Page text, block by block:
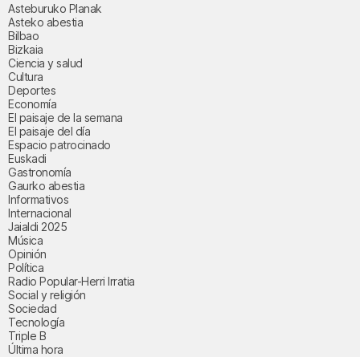
Asteburuko Planak
Asteko abestia
Bilbao
Bizkaia
Ciencia y salud
Cultura
Deportes
Economía
El paisaje de la semana
El paisaje del día
Espacio patrocinado
Euskadi
Gastronomía
Gaurko abestia
Informativos
Internacional
Jaialdi 2025
Música
Opinión
Política
Radio Popular-Herri Irratia
Social y religión
Sociedad
Tecnología
Triple B
Última hora